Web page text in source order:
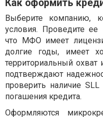
Как оформить
Выберите компанию,
условия. Проведите
что МФО имеет
долгие годы, имеет
территориальный
подтверждают
проверить наличие
погашения кредита.
Оформляются